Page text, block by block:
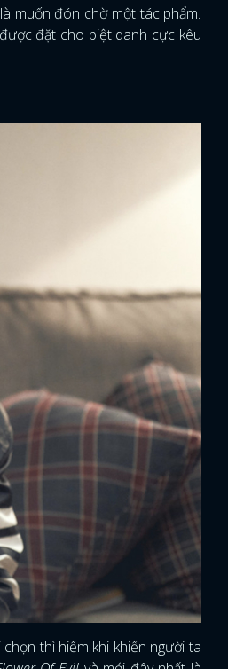
muốn đón chờ một tác phẩm.
đặt cho biệt danh cực kêu
thì hiếm khi khiến người ta